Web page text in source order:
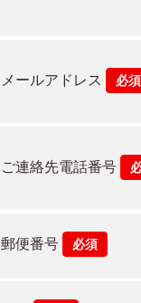
メールアドレス 必須
ご連絡先電話番号
郵便番号 必須